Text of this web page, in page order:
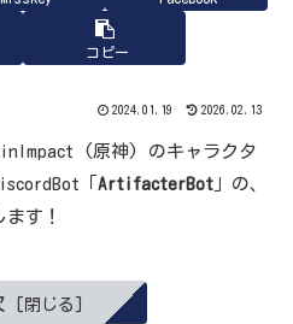
コピー
2024.01.19 2026.02.13
(原神) のキャラクタ
「 ArtifacterBot 」の、
す！